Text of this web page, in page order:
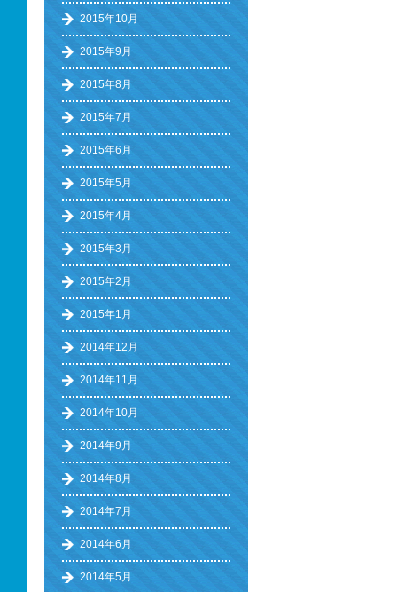
2015年10月
2015年9月
2015年8月
2015年7月
2015年6月
2015年5月
2015年4月
2015年3月
2015年2月
2015年1月
2014年12月
2014年11月
2014年10月
2014年9月
2014年8月
2014年7月
2014年6月
2014年5月